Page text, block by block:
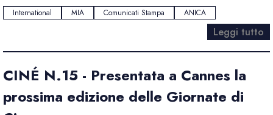
International MIA Comunicati Stampa ANICA
Leggi tutto
CINÉ N.15 - Presentata a Cannes la
prossima edizione delle Giornate di